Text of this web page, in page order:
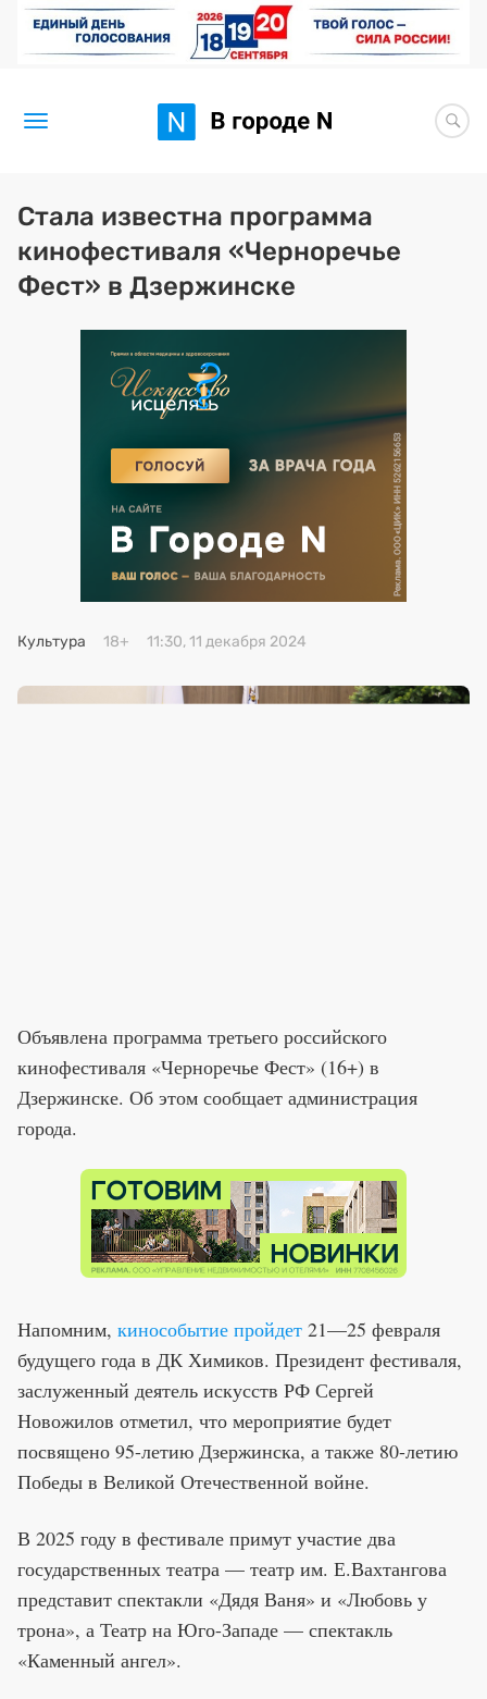
Новости
Статьи
Здоровье
BORЩ
Искусство исцелять
Премия 2025
Эксперты
Стала известна программа
кинофестиваля «Черноречье
Фест» в Дзержинске
Культура 18+ 11:30, 11 декабря 2024
Объявлена программа третьего российского
кинофестиваля «Черноречье Фест» (16+) в
Дзержинске. Об этом сообщает администрация
города.
Напомним, кинособытие пройдет 21—25 февраля
будущего года в ДК Химиков. Президент фестиваля,
заслуженный деятель искусств РФ Сергей
Новожилов отметил, что мероприятие будет
посвящено 95-летию Дзержинска, а также 80-летию
Победы в Великой Отечественной войне.
В 2025 году в фестивале примут участие два
государственных театра — театр им. Е.Вахтангова
представит спектакли «Дядя Ваня» и «Любовь у
трона», а Театр на Юго-Западе — спектакль
«Каменный ангел».